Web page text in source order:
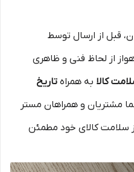
قبل از ارسال توسط
از لحاظ فنی و ظاهری
کالا به همراه تاریخ
مشتریان و همراهان مستر
از سلامت کالای خود مطمئن